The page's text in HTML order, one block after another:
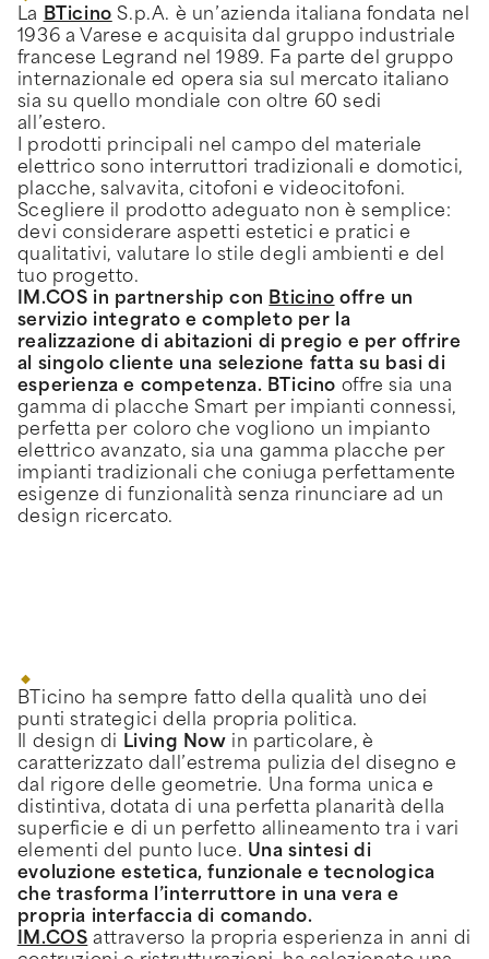
La BTicino S.p.A. è un’azienda italiana fondata nel
1936 a Varese e acquisita dal gruppo industriale
francese Legrand nel 1989. Fa parte del gruppo
internazionale ed opera sia sul mercato italiano
sia su quello mondiale con oltre 60 sedi
all’estero.
I prodotti principali nel campo del materiale
elettrico sono interruttori tradizionali e domotici,
placche, salvavita, citofoni e videocitofoni.
Scegliere il prodotto adeguato non è semplice:
devi considerare aspetti estetici e pratici e
qualitativi, valutare lo stile degli ambienti e del
tuo progetto.
IM.COS in partnership con Bticino offre un
servizio integrato e completo per la
realizzazione di abitazioni di pregio e per offrire
al singolo cliente una selezione fatta su basi di
esperienza e competenza. BTicino offre sia una
gamma di placche Smart per impianti connessi,
perfetta per coloro che vogliono un impianto
elettrico avanzato, sia una gamma placche per
impianti tradizionali che coniuga perfettamente
esigenze di funzionalità senza rinunciare ad un
design ricercato.
BTicino ha sempre fatto della qualità uno dei
punti strategici della propria politica.
Il design di Living Now in particolare, è
caratterizzato dall’estrema pulizia del disegno e
dal rigore delle geometrie. Una forma unica e
distintiva, dotata di una perfetta planarità della
superficie e di un perfetto allineamento tra i vari
elementi del punto luce. Una sintesi di
evoluzione estetica, funzionale e tecnologica
che trasforma l’interruttore in una vera e
propria interfaccia di comando.
IM.COS attraverso la propria esperienza in anni di